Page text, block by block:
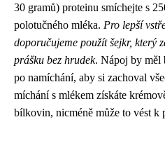
30 gramů) proteinu smíchejte s
polotučného mléka. Pro lepší
doporučujeme použít šejkr, který
prášku bez hrudek. Nápoj by měl
po namíchání, aby si zachoval
míchání s mlékem získáte
bílkovin, nicméně může to vést k